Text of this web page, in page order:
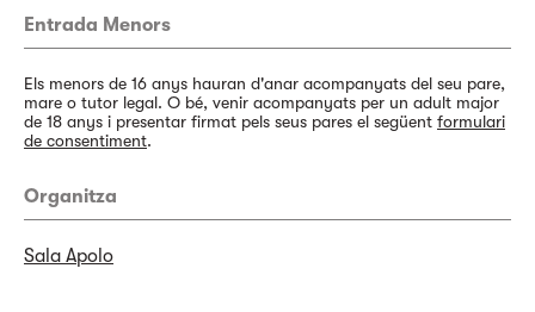
Entrada Menors
Els menors de 16 anys hauran d'anar acompanyats del seu pare,
mare o tutor legal. O bé, venir acompanyats per un adult major
de 18 anys i presentar firmat pels seus pares el següent formulari
de consentiment.
Organitza
Sala Apolo